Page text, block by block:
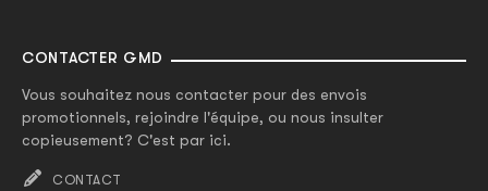
CONTACTER GMD
Vous souhaitez nous contacter pour des envois
promotionnels, rejoindre l'équipe, ou nous insulter
copieusement? C'est par ici.
CONTACT